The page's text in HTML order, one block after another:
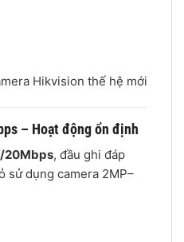
Hikvision thế hệ mới
– Hoạt động ổn định
20Mbps, đầu ghi đáp
sử dụng camera 2MP–